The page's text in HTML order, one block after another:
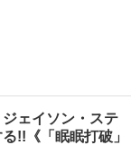
ジェイソン・ステ
!!《「眠眠打破」